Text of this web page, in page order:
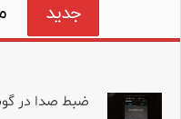
جدید
ضبط صدا در